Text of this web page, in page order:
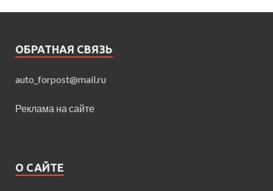
ОБРАТНАЯ СВЯЗЬ
auto_forpost@mail.ru
Реклама на сайте
О САЙТЕ